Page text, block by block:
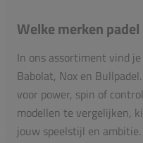
Welke merken
In ons assortiment vind
Babolat, Nox en
voor power, spin of
modellen te vergelijken,
jouw speelstijl en ambitie.